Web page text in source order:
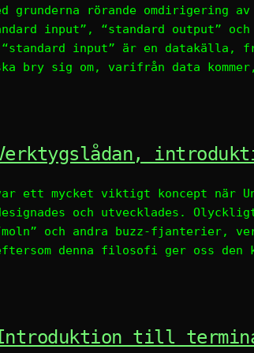
grunderna rörande
input”, “standard output”
“standard input” är en datakälla,
bry sig om, varifrån data
ett mycket viktigt koncept när
och utvecklades.
och andra buzz-
denna filosofi ger oss
till